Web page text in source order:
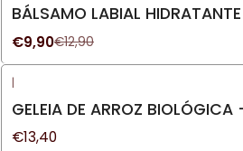
BÁLSAMO LABIAL
€9,90€12,90
|
GELEIA DE ARROZ
€13,40